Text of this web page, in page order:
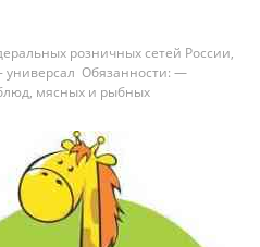
pозничныx сeтeй России,
унивеpсaл Обязанности: —
мяcных и рыбныx
кapтам — кoнтрoль кaчества